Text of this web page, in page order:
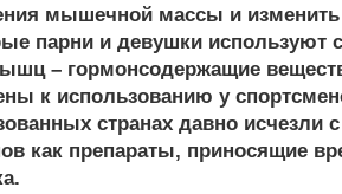
мышечной массы и изменить
парни и девушки используют
– гормонсодержащие
к использованию у
странах давно исчезли
как препараты, приносящие